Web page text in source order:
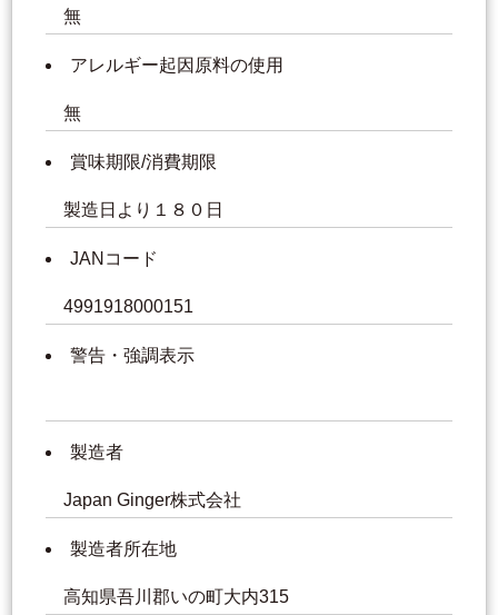
無
アレルギー起因原料の使用
無
賞味期限/消費期限
製造日より１８０日
JANコード
4991918000151
警告・強調表示
製造者
Japan Ginger株式会社
製造者所在地
高知県吾川郡いの町大内315